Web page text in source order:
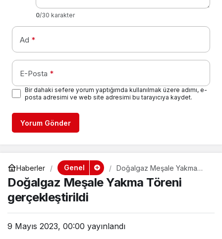
0/30 karakter
Ad *
E-Posta *
Bir dahaki sefere yorum yaptığımda kullanılmak üzere adımı, e-
posta adresimi ve web site adresimi bu tarayıcıya kaydet.
Yorum Gönder
Haberler Genel
Doğalgaz Meşale Yakma
Töreni gerçekleştirildi
Doğalgaz Meşale Yakma Töreni
gerçekleştirildi
9 Mayıs 2023, 00:00 yayınlandı